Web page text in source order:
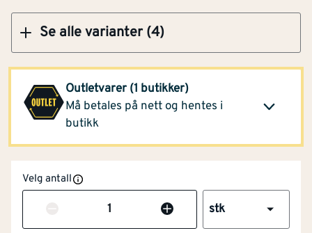
Se alle varianter (4)
Outletvarer (1 butikker)
Må betales på nett og hentes i
butikk
Montér Kvinesdal
(1 stk)
Opprinnelig pris 555,-
Klikk og hent
Velg antall
Antall stk